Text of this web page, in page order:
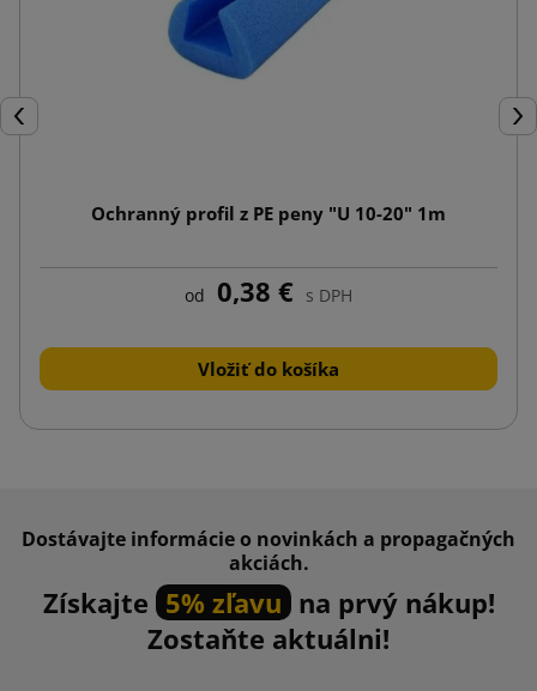
Späť
Ochranný profil z PE peny "U 10-20" 1m
od 0,38 € s DPH
Vložiť do košíka
Dostávajte informácie o novinkách a propagačných
akciách.
Získajte 5% zľavu na prvý nákup!
Zostaňte aktuálni!